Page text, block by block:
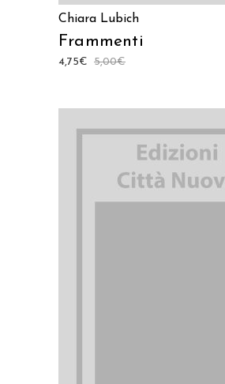
Chiara Lubich
Frammenti
5,00€
4,75€